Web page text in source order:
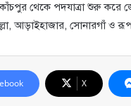
থেকে পদযাত্রা শুরু করে
আড়াইহাজার, সোনারগাঁ ও
X